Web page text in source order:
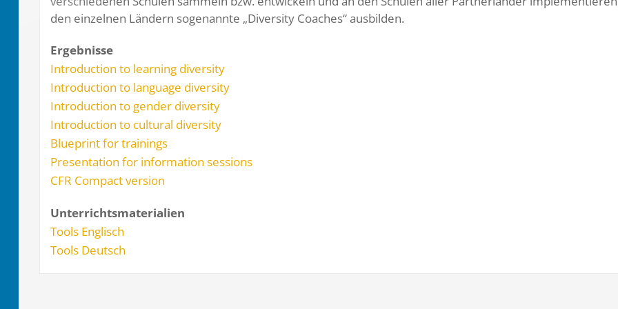
den einzelnen Ländern sogenannte „Diversity Coaches“ ausbilden.
Ergebnisse
Introduction to learning diversity
Introduction to language diversity
Introduction to gender diversity
Introduction to cultural diversity
Blueprint for trainings
Presentation for information sessions
CFR Compact version
Unterrichtsmaterialien
Tools Englisch
Tools Deutsch